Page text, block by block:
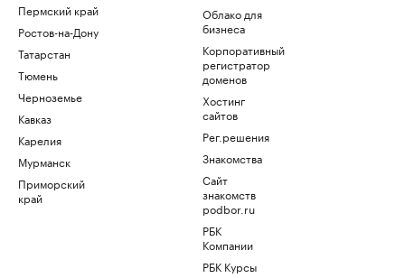
Пермский край
Ростов-на-Дону
Татарстан
Тюмень
Черноземье
Кавказ
Карелия
Мурманск
Приморский
край
Облако для
бизнеса
Корпоративный
регистратор
доменов
Хостинг
сайтов
Рег.решения
Знакомства
Сайт
знакомств
podbor.ru
РБК
Компании
РБК Курсы